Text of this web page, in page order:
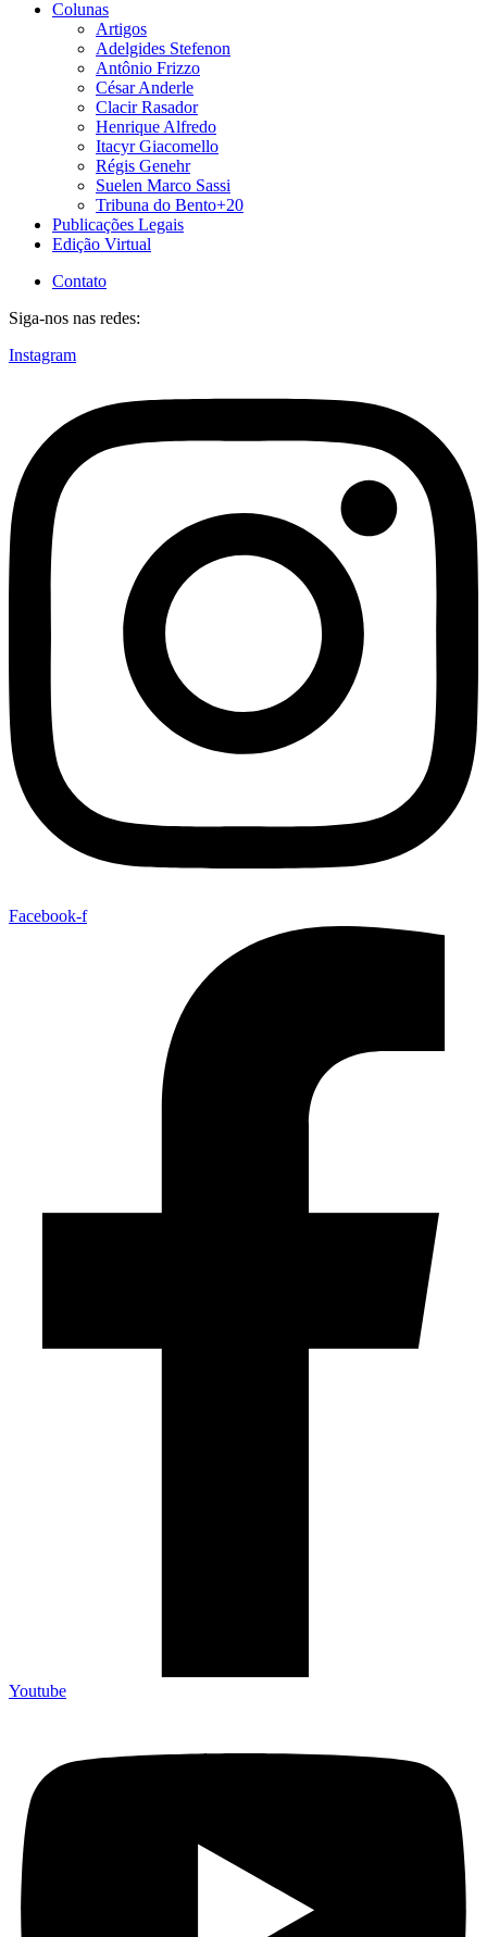
Colunas
Artigos
Adelgides Stefenon
Antônio Frizzo
César Anderle
Clacir Rasador
Henrique Alfredo
Itacyr Giacomello
Régis Genehr
Suelen Marco Sassi
Tribuna do Bento+20
Publicações Legais
Edição Virtual
Contato
Siga-nos nas redes:
Instagram
Facebook-f
Youtube